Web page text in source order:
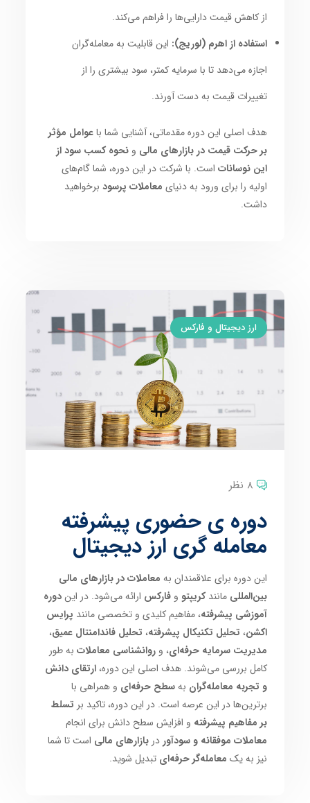
از کاهش قیمت دارایی‌ها را فراهم می‌کند.
استفاده از اهرم (لوریج): این قابلیت به معامله‌گران
اجازه می‌دهد تا با سرمایه کمتر، سود بیشتری را از
تغییرات قیمت به دست آورند.
هدف اصلی این دوره مقدماتی، آشنایی شما باعوامل مؤثر
بر حرکت قیمت در بازارهای مالی ونحوه کسب سود از
این نوسانات است. با شرکت در این دوره، شما گام‌های
اولیه را برای ورود به دنیای معاملات پرسود برخواهید
داشت.
ارز دیجیتال و فارکس
8 نظر
دوره ی حضوری پیشرفته
معامله گری ارز دیجیتال
این دوره برای علاقمندان به معاملات در بازارهای مالی
بین‌المللی مانندکریپتو وفارکس ارائه می‌شود. در ایندوره
آموزشی پیشرفته، مفاهیم کلیدی و تخصصی مانند پرایس
اکشن، تحلیل تکنیکال پیشرفته، تحلیل فاندامنتال عمیق،
مدیریت سرمایه حرفه‌ای، وروانشناسی معاملات به طور
کامل بررسی می‌شوند. هدف اصلی این دوره،ارتقای دانش
و تجربه معامله‌گران بهسطح حرفه‌ای و همراهی با
برترین‌ها در این عرصه است. در این دوره، تاکید بر تسلط
بر مفاهیم پیشرفته و افزایش سطح دانش برای انجام
معاملات موفقانه و سودآور دربازارهای مالی است تا شما
نیز به یک معامله‌گر حرفه‌ای تبدیل شوید.